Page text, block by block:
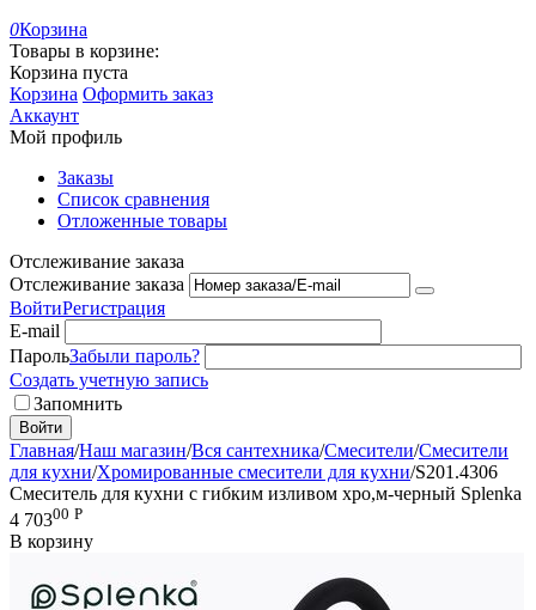
0Корзина
Товары в корзине:
Корзина пуста
Корзина Оформить заказ
Аккаунт
Мой профиль
Заказы
Список сравнения
Отложенные товары
Отслеживание заказа
Отслеживание заказа
ВойтиРегистрация
E-mail
ПарольЗабыли пароль?
Создать учетную запись
Запомнить
Войти
Главная/Наш магазин/Вся сантехника/Смесители/Смесители
для кухни/Хромированные смесители для кухни/S201.4306
Смеситель для кухни с гибким изливом хро,м-черный Splenka
4 70300 Р
В корзину